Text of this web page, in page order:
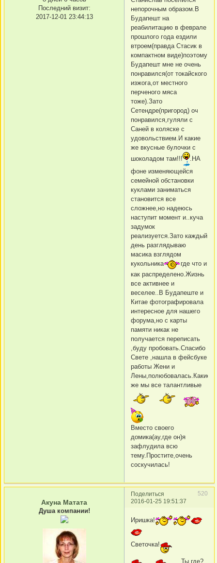
Последний визит:
2017-12-01 23:44:13
непорочным образом.В
Будапешт на
реабилитацию в феврале
прошлого года ездили
втроем(правда Стасик в
компактном виде)поэтому
Будапешт мне не очень
понравился(от токайского
изжога,от местного
перченого мяса
тоже).Зато
Сетендре(пригород) оч
понравился,гуляли с
Саней в коляске с
удовольствием.И какие
же вкусные булочки с
шоколадом там!!!
.НА
фоне изменяющейся
семейной обстановки
куклами заниматься
становится все
сложнее,но надеюсь
наступит момент и..куча
задумок
реализуется.Зато каждый
день разглядываю
масика взглядом
кукольника
где что и
как распределено.Жизнь
все активнее и
веселее..В Будапеште и
Китае фотографировала
интересное для нашего
форума,но с карты
памяти никак не
получается переписать
,буду пробовать.Спасибо
Свете ,нашла в фейсбуке
работы Жени и
Лены,полюбовалась.Какие
же мы все талантливые
Вместо своего
домика(ау,где он)я
зафлудила всю
тему.Простите,очень
соскучилась!
Поделиться
520
2016-01-25 19:51:37
Акуна Матата
Душа компании!
Иришка!
Светочка!
Ты где?